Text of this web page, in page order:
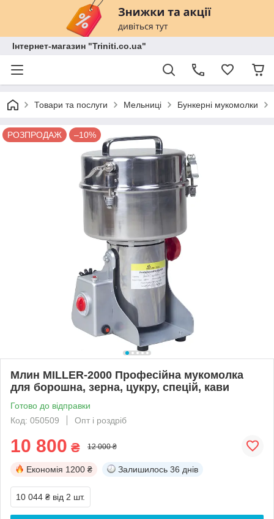
Інтернет-магазин "Triniti.co.ua"
Товари та послуги Мельниці Бункерні мукомолки
РОЗПРОДАЖ –10%
Млин MILLER-2000 Професійна мукомолка
для борошна, зерна, цукру, спецій, кави
Готово до відправки
Код: 050509
Опт і роздріб
10 800 ₴ 12 000 ₴
Економія 1200 ₴ Залишилось 36 днів
10 044 ₴ від 2 шт.